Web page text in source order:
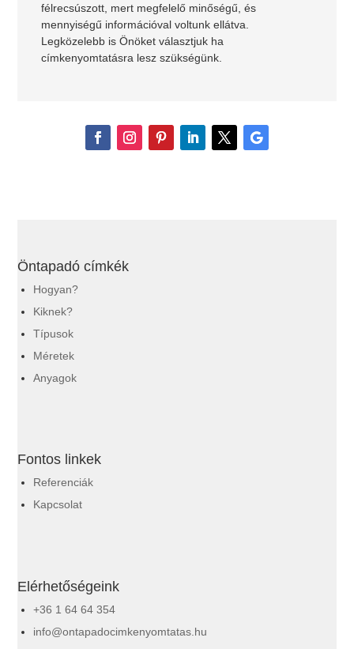
félrecsúszott, mert megfelelő minőségű, és
mennyiségű információval voltunk ellátva.
Legközelebb is Önöket választjuk ha
címkenyomtatásra lesz szükségünk.
Öntapadó címkék
Hogyan?
Kiknek?
Típusok
Méretek
Anyagok
Fontos linkek
Referenciák
Kapcsolat
Elérhetőségeink
+36 1 64 64 354
info@ontapadocimkenyomtatas.hu